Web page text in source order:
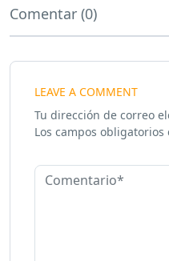
Comentar (0)
LEAVE A COMMENT
Tu dirección de correo
Los campos obligatorios